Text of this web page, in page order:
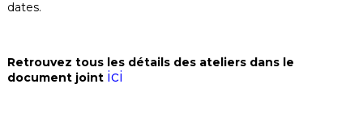
dates.
Retrouvez tous les détails des ateliers dans le
document joint ici